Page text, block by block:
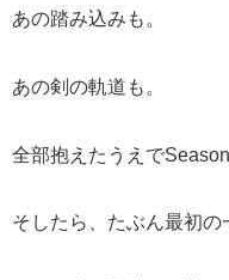
あの踏み込みも。
あの剣の軌道も。
全部抱えたうえで
そしたら、たぶん最初の